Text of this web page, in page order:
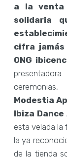
a la
solidaria
cifra
ONG
presentadora
Modestia
Ibiza Dance
esta velada la
la ya
de la tienda